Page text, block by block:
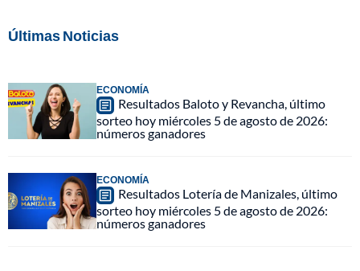
Últimas Noticias
ECONOMÍA
Resultados Baloto y Revancha, último
sorteo hoy miércoles 5 de agosto de 2026:
números ganadores
ECONOMÍA
Resultados Lotería de Manizales, último
sorteo hoy miércoles 5 de agosto de 2026:
números ganadores